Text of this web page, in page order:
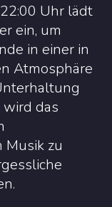
Uhr lädt
ein, um
in einer in
Atmosphäre
das
Musik zu